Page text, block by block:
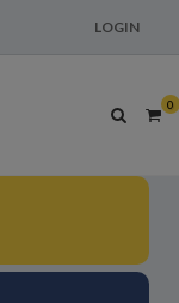
LOGIN
0